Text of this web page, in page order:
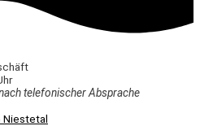
telefonischer Absprache
Niestetal